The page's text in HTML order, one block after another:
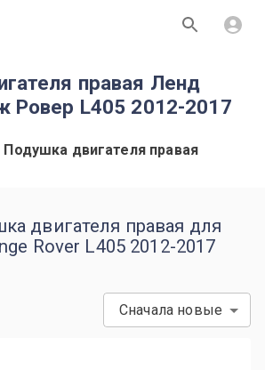
правая Ленд
Ровер L405 2012-2017
Подушка двигателя правая
двигателя правая для
Rover L405 2012-2017
Сначала новые